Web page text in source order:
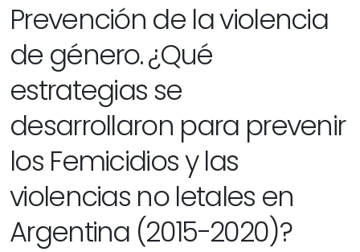
Prevención de la violencia
de género. ¿Qué
estrategias se
desarrollaron para prevenir
los Femicidios y las
violencias no letales en
Argentina (2015-2020)?